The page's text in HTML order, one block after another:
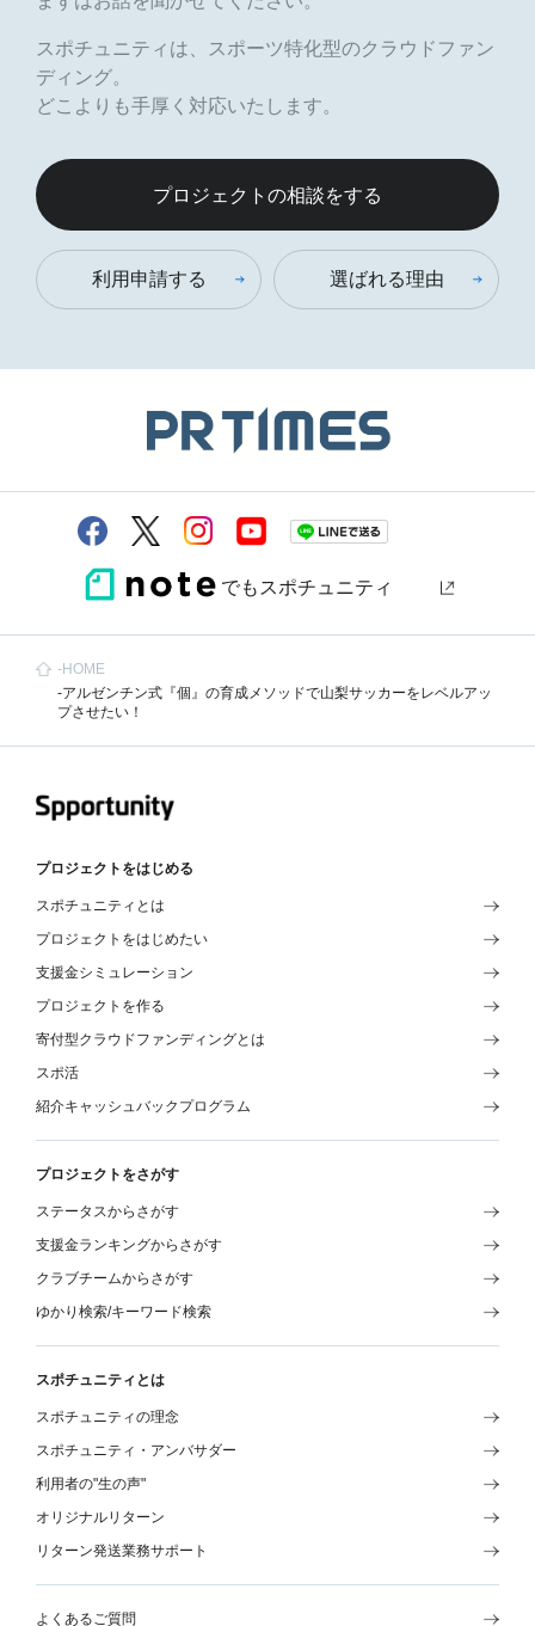
スポチュニティは、スポーツ特化型のクラウドファン
ディング。
どこよりも手厚く対応いたします。
プロジェクトの相談をする
利用申請する 選ばれる理由
でもスポチュニティ
HOME
アルゼンチン式『個』の育成メソッドで山梨サッカーをレベルアッ
プさせたい！
プロジェクトをはじめる
スポチュニティとは
プロジェクトをはじめたい
支援金シミュレーション
プロジェクトを作る
寄付型クラウドファンディングとは
スポ活
紹介キャッシュバックプログラム
プロジェクトをさがす
ステータスからさがす
支援金ランキングからさがす
クラブチームからさがす
ゆかり検索/キーワード検索
スポチュニティとは
スポチュニティの理念
スポチュニティ・アンバサダー
利用者の"生の声"
オリジナルリターン
リターン発送業務サポート
よくあるご質問